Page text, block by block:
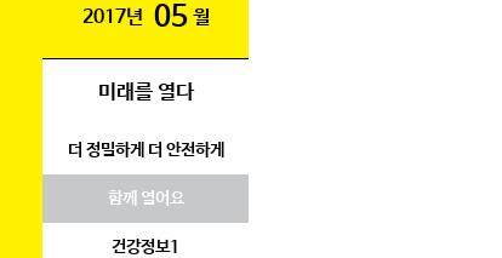
2017년 05 월
미래를 열다
더 정밀하게 더 안전하게
함께 열어요
건강정보1